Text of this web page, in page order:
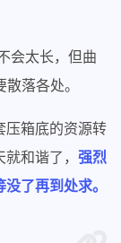
会太长，但曲
落各处。
压箱底的资源转
和谐了， 强烈
了再到处求。